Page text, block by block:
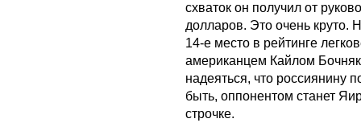
схваток он получил от
долларов. Это очень круто.
14-е место в рейтинге
американцем Кайлом
надеяться, что россиянину
быть, оппонентом станет
строчке.